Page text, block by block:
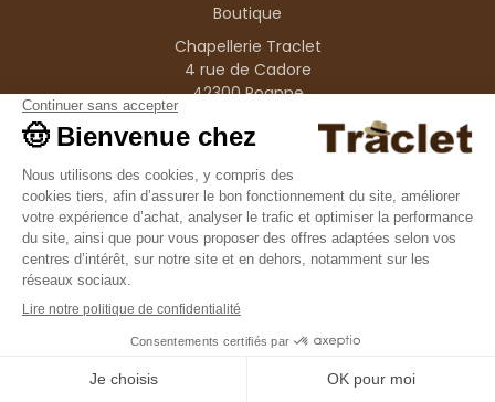
Boutique
Chapellerie Traclet
4 rue de Cadore
42300 Roanne
Produits
Nos marques
Informations